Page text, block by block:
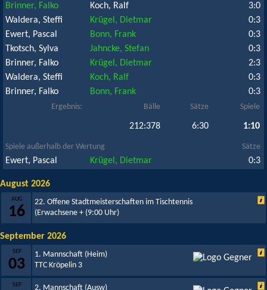
Brinner, Falko
Koch, Ralf
3:0
Waldera, Steffi
Krügel, Dietmar
0:3
Ewert, Pascal
Bonn, Frank
0:3
Tkotsch, Sylva
Jahncke, Stefan
0:3
Brinner, Falko
Krügel, Dietmar
2:3
Waldera, Steffi
Koch, Ralf
0:3
Brinner, Falko
Bonn, Frank 0:3
Ergebnis: Bälle Sätze Spiele
212:378 6:30 1:10
Spiele außerhalb der Wertung Sätze
Ewert, Pascal Krügel, Dietmar 0:3
August 2026
AUG
16
22. Offene Stadtmeisterschaften im Tischtennis
(Erwachsene + (9:00 Uhr)
September 2026
SEP
03
1. Mannschaft (Heim)
TTC Kröpelin 3
SEP
2. Mannschaft (Ausw)